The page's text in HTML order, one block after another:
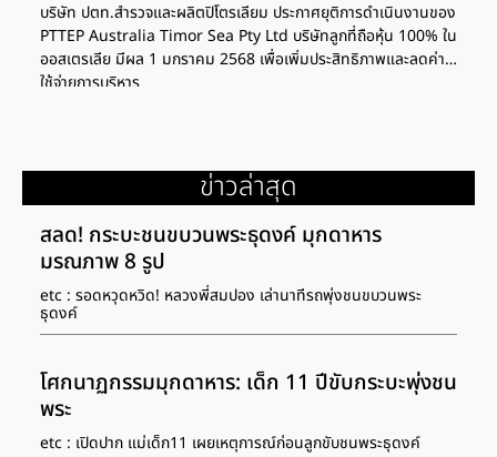
บริษัท ปตท.สำรวจและผลิตปิโตรเลียม ประกาศยุติการดำเนินงานของ
PTTEP Australia Timor Sea Pty Ltd บริษัทลูกที่ถือหุ้น 100% ใน
ออสเตรเลีย มีผล 1 มกราคม 2568 เพื่อเพิ่มประสิทธิภาพและลดค่า
ใช้จ่ายการบริหาร
ข่าวล่าสุด
สลด! กระบะชนขบวนพระธุดงค์ มุกดาหาร
มรณภาพ 8 รูป
etc : รอดหวุดหวิด! หลวงพี่สมปอง เล่านาทีรถพุ่งชนขบวนพระ
ธุดงค์
โศกนาฏกรรมมุกดาหาร: เด็ก 11 ปีขับกระบะพุ่งชน
พระ
etc : เปิดปาก แม่เด็ก11 เผยเหตุการณ์ก่อนลูกขับชนพระธุดงค์